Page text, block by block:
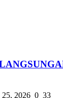
25, 2026 0 33